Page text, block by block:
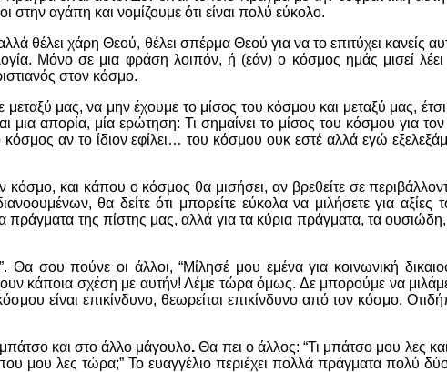
στην αγάπη και νομίζουμε ότι είναι πολύ εύκολο.
θέλει χάρη Θεού, θέλει σπέρμα Θεού για να το επιτύχει κανείς
Μόνο σε μια φράση λοιπόν, ή (εάν) ο κόσμος ημάς μισεί
στον κόσμο.
μας, να μην έχουμε το μίσος του κόσμου και μεταξύ μας, έτσι
μια απορία, μία ερώτηση: Τι σημαίνει το μίσος του κόσμου για
αν το ίδιον εφίλει… του κόσμου ουκ εστέ αλλά εγώ
κόσμο, και κάπου ο κόσμος θα μισήσει, αν βρεθείτε σε
θα δείτε ότι μπορείτε εύκολα να μιλήσετε για
πράγματα της πίστης μας, αλλά για τα κύρια πράγματα, τα
σου πούνε οι άλλοι, “Μίλησέ μου εμένα για κοινωνική
κάποια σχέση με αυτήν! Λέμε τώρα όμως. Δε μπορούμε να
είναι επικίνδυνο, θεωρείται επικίνδυνο από τον κόσμο.
και στο άλλο μάγουλο.Θα πει ο άλλος: “Τι μπάτσο μου λες
που μου λες τώρα;” Το ευαγγέλιο περιέχει πολλά πράγματα πολύ